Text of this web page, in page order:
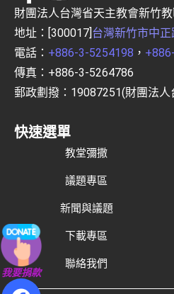
財團法人台灣省天主教會新竹
地址：[300017] 台灣新竹市中
電話： +886-3-5254198 ，
傳真：+886-3-5264786
郵政劃撥：19087251(財團法
我要捐款
快速選單
教堂彌撒
議題專區
新聞與議題
下載專區
聯絡我們